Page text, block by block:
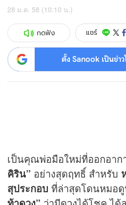
28 ม.ค. 58 (10:10 น.)
กดฟัง แชร์
ตั้ง Sanook เป็นข่า
เป็นคุณพ่อมือใหม่ที่ออกอาก
คิริน” อย่างสุดฤทธิ์ สำหรับ
สุประกอบ ที่ล่าสุดโดนหมอดู